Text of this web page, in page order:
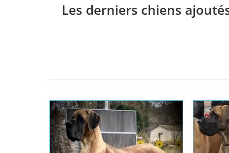
Les derniers chiens